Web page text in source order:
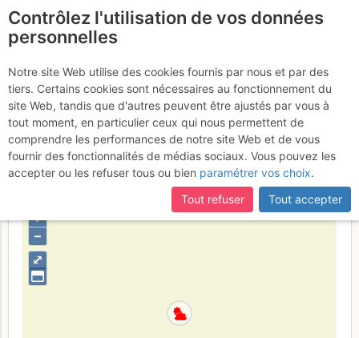
Monte Baldo - Cima
Costabella : da Prada /
Punta Veleno
Mardi 7 février 2017
⤢
+
–
Contrôlez l'utilisation de vos données
personnelles
Notre site Web utilise des cookies fournis par nous et par des
tiers. Certains cookies sont nécessaires au fonctionnement du
site Web, tandis que d'autres peuvent être ajustés par vous à
tout moment, en particulier ceux qui nous permettent de
comprendre les performances de notre site Web et de vous
fournir des fonctionnalités de médias sociaux. Vous pouvez les
accepter ou les refuser tous ou bien paramétrer vos choix.
Tout refuser
Tout accepter